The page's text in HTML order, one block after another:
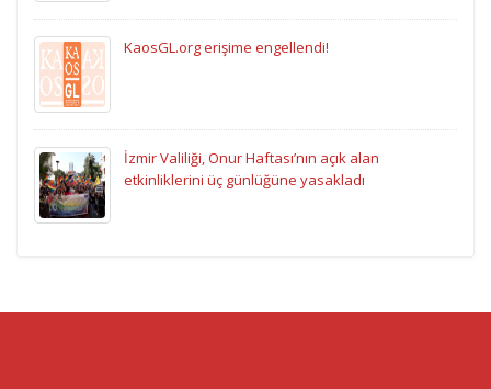
KaosGL.org erişime engellendi!
İzmir Valiliği, Onur Haftası’nın açık alan
etkinliklerini üç günlüğüne yasakladı